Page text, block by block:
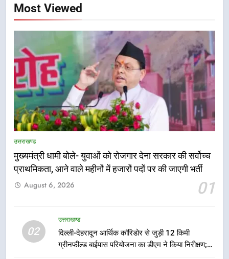
Most Viewed
उत्तराखण्ड
मुख्यमंत्री धामी बोले- युवाओं को रोजगार देना सरकार की सर्वोच्च
प्राथमिकता, आने वाले महीनों में हजारों पदों पर की जाएगी भर्ती
01
August 6, 2026
02
उत्तराखण्ड
दिल्ली-देहरादून आर्थिक कॉरिडोर से जुड़ी 12 किमी
ग्रीनफील्ड बाईपास परियोजना का डीएम ने किया निरीक्षण;
एमडीडीए बोर्ड बैठक में 25 विकास प्रस्तावों